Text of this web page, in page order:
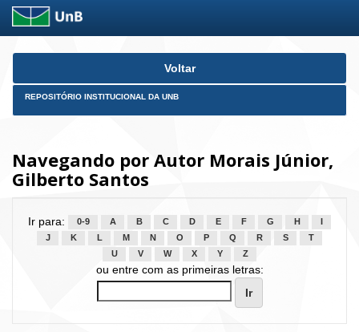
Skip
Voltar
REPOSITÓRIO INSTITUCIONAL DA UNB
Navegando por Autor Morais Júnior,
Gilberto Santos
Ir para: 0-9 A B C D E F G H
J
K L M N O P Q R S
T
U
V W X Y Z
ou entre com as primeiras letras: